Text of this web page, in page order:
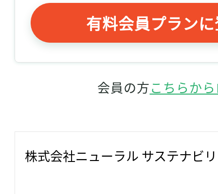
有料会員プラン
会員の方こちらか
株式会社ニューラル サステナビ